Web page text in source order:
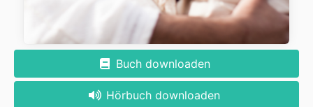
Buch downloaden
Hörbuch downloaden